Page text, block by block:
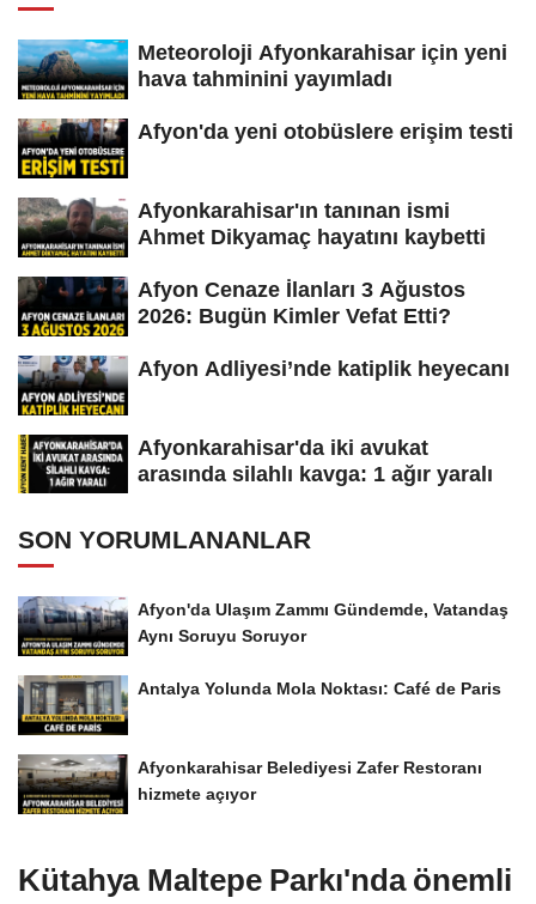
Meteoroloji Afyonkarahisar için yeni
hava tahminini yayımladı
Afyon'da yeni otobüslere erişim testi
Afyonkarahisar'ın tanınan ismi
Ahmet Dikyamaç hayatını kaybetti
Afyon Cenaze İlanları 3 Ağustos
2026: Bugün Kimler Vefat Etti?
Afyon Adliyesi’nde katiplik heyecanı
Afyonkarahisar'da iki avukat
arasında silahlı kavga: 1 ağır yaralı
SON YORUMLANANLAR
Afyon'da Ulaşım Zammı Gündemde, Vatandaş
Aynı Soruyu Soruyor
Antalya Yolunda Mola Noktası: Café de Paris
Afyonkarahisar Belediyesi Zafer Restoranı
hizmete açıyor
Kütahya Maltepe Parkı'nda önemli